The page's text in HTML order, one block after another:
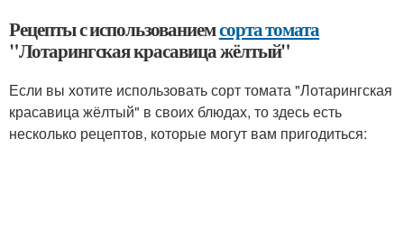
Рецепты с использованиемсорта томата
"Лотарингская красавица жёлтый"
Если вы хотите использовать сорт томата "Лотарингская
красавица жёлтый" в своих блюдах, то здесь есть
несколько рецептов, которые могут вам пригодиться: